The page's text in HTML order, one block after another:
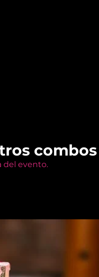
combos
del evento.